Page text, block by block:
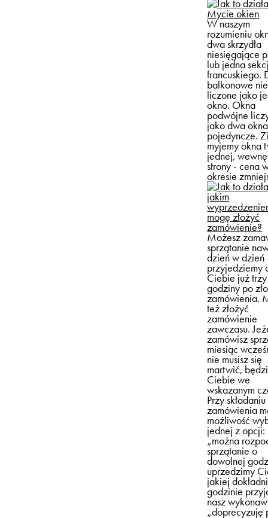
Mycie okien
W naszym
rozumieniu
dwa skrzydła
niesięgające
lub jedna
francuskiego.
balkonowe
liczone jako
okno. Okna
podwójne
jako dwa okna
pojedyncze.
myjemy okna
jednej,
strony - cena
okresie
jakim
mogę złożyć
zamówienie?
Możesz
sprzątanie
dzień w dzień
przyjedziemy
Ciebie już trzy
godziny po
zamówienia.
też złożyć
zamówienie
zawczasu.
zamówisz
miesiąc
nie musisz się
martwić,
Ciebie we
wskazanym
Przy składaniu
zamówienia
możliwość
jednej z opcji:
„można
sprzątanie o
dowolnej
uprzedzimy
jakiej
godzinie
nasz
„doprecyzuję